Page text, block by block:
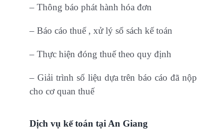
– Thông báo phát hành hóa đơn
– Báo cáo thuế , xử lý sổ sách kế toán
– Thực hiện đóng thuế theo quy định
– Giải trình số liệu dựa trên báo cáo đã nộp
cho cơ quan thuế
Dịch vụ kế toán tại An Giang